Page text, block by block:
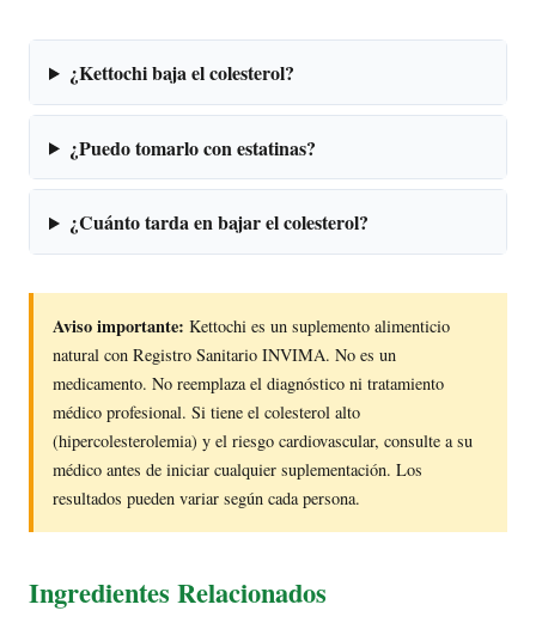
¿Kettochi baja el colesterol?
¿Puedo tomarlo con estatinas?
¿Cuánto tarda en bajar el colesterol?
Aviso importante: Kettochi es un suplemento alimenticio
natural con Registro Sanitario INVIMA. No es un
medicamento. No reemplaza el diagnóstico ni tratamiento
médico profesional. Si tiene el colesterol alto
(hipercolesterolemia) y el riesgo cardiovascular, consulte a su
médico antes de iniciar cualquier suplementación. Los
resultados pueden variar según cada persona.
Ingredientes Relacionados